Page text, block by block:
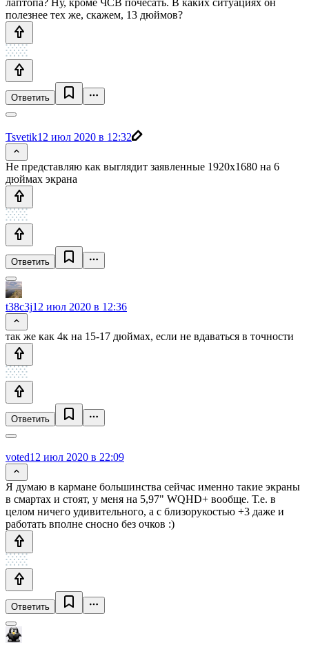
полезнее тех же, скажем, 13 дюймов?
Ответить
Tsvetik12 июл 2020 в 12:32
Не представляю как выглядит заявленные 1920x1680 на 6
дюймах экрана
Ответить
t38c3j12 июл 2020 в 12:36
так же как 4к на 15-17 дюймах, если не вдаваться в точности
Ответить
voted12 июл 2020 в 22:09
Я думаю в кармане большинства сейчас именно такие экраны
в смартах и стоят, у меня на 5,97" WQHD+ вообще. Т.е. в
целом ничего удивительного, а с близорукостью +3 даже и
работать вполне сносно без очков :)
Ответить